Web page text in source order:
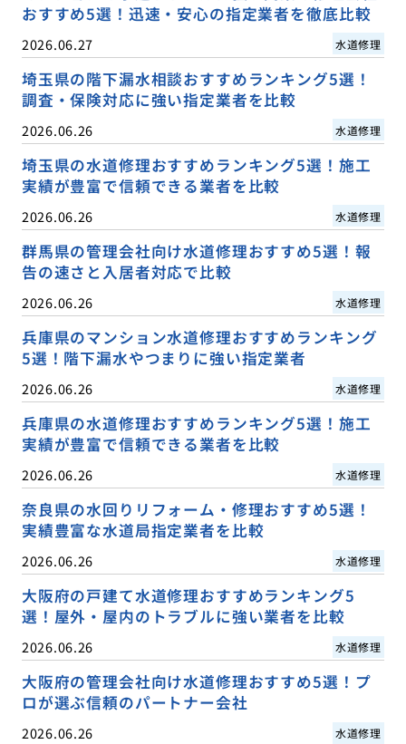
おすすめ5選！迅速・安心の指定業者を徹底比較
2026.06.27 水道修理
埼玉県の階下漏水相談おすすめランキング5選！
調査・保険対応に強い指定業者を比較
2026.06.26 水道修理
埼玉県の水道修理おすすめランキング5選！施工
実績が豊富で信頼できる業者を比較
2026.06.26 水道修理
群馬県の管理会社向け水道修理おすすめ5選！報
告の速さと入居者対応で比較
2026.06.26 水道修理
兵庫県のマンション水道修理おすすめランキング
5選！階下漏水やつまりに強い指定業者
2026.06.26 水道修理
兵庫県の水道修理おすすめランキング5選！施工
実績が豊富で信頼できる業者を比較
2026.06.26 水道修理
奈良県の水回りリフォーム・修理おすすめ5選！
実績豊富な水道局指定業者を比較
2026.06.26 水道修理
大阪府の戸建て水道修理おすすめランキング5
選！屋外・屋内のトラブルに強い業者を比較
2026.06.26 水道修理
大阪府の管理会社向け水道修理おすすめ5選！プ
ロが選ぶ信頼のパートナー会社
2026.06.26 水道修理